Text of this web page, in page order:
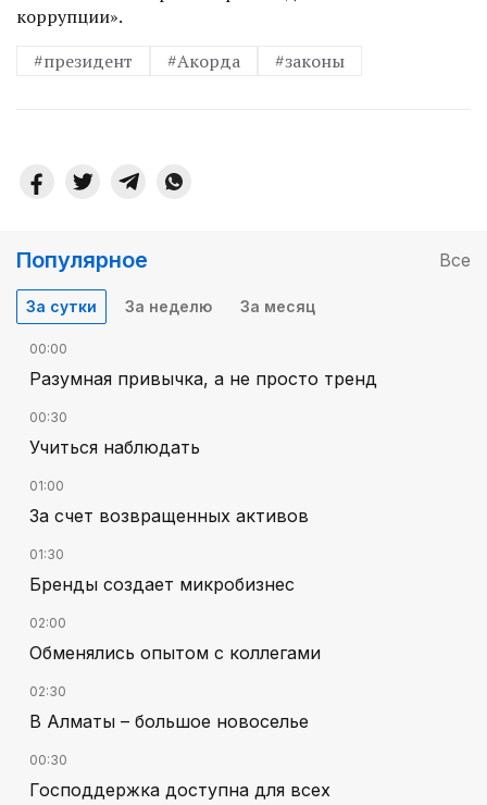
коррупции».
#президент
#Акорда #законы
Популярное Все
За сутки За неделю За месяц
00:00
Разумная привычка, а не просто тренд
00:30
Учиться наблюдать
01:00
За счет возвращенных активов
01:30
Бренды создает микробизнес
02:00
Обменялись опытом с коллегами
02:30
В Алматы – большое новоселье
00:30
Господдержка доступна для всех